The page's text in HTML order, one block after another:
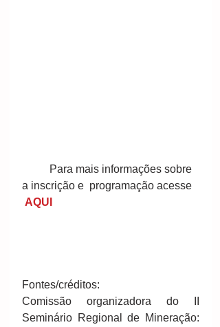
a inscrição e  programação acesse
AQUI
Fontes/créditos:
Comissão organizadora do II
Seminário Regional de Mineração: